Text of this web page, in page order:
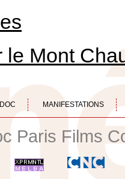
le Mont
MANIFESTATIONS
Paris Films